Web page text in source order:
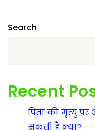
Search
Recent
पिता की मृत्यु
सकती है क्या?